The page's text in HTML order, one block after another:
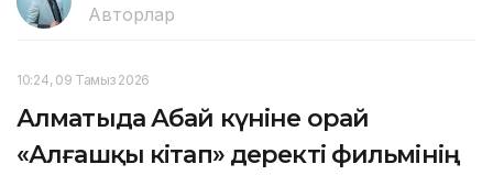
Авторлар
10:24, 09 Тамыз 2026
Алматыда Абай күніне орай
«Алғашқы кітап» деректі фильмінің